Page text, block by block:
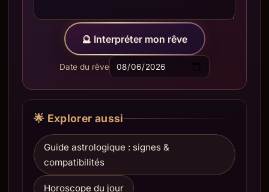
🔮 Interpréter mon rêve
Date du rêve
🌟 Explorer aussi
Guide astrologique : signes &
compatibilités
Horoscope du jour